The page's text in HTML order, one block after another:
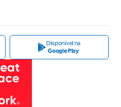
Disponível na
Google Play